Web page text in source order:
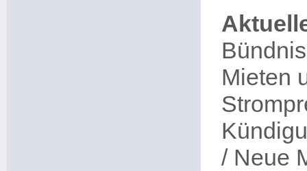
Mieten
/ Neue